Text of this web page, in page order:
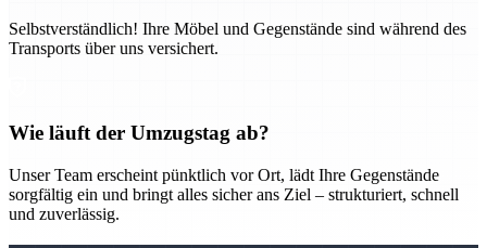
Selbstverständlich! Ihre Möbel und Gegenstände sind während des
Transports über uns versichert.
Wie läuft der Umzugstag ab?
Unser Team erscheint pünktlich vor Ort, lädt Ihre Gegenstände
sorgfältig ein und bringt alles sicher ans Ziel – strukturiert, schnell
und zuverlässig.